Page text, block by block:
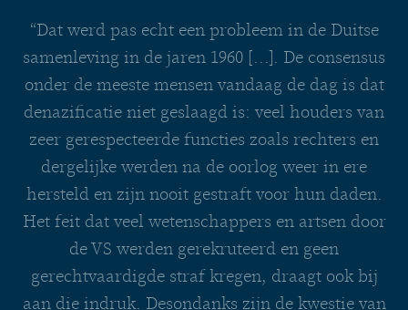
“Dat werd pas echt een probleem in de Duitse
samenleving in de jaren 1960 [...]. De consensus
onder de meeste mensen vandaag de dag is dat
denazificatie niet geslaagd is: veel houders van
zeer gerespecteerde functies zoals rechters en
dergelijke werden na de oorlog weer in ere
hersteld en zijn nooit gestraft voor hun daden.
Het feit dat veel wetenschappers en artsen door
de VS werden gerekruteerd en geen
gerechtvaardigde straf kregen, draagt ook bij
aan die indruk. Desondanks zijn de kwestie van